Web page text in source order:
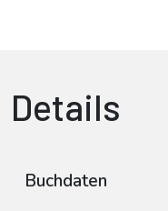
Details
Buchdaten